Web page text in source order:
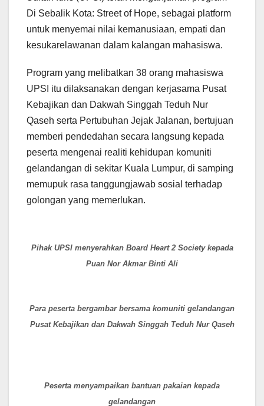
Di Sebalik Kota: Street of Hope, sebagai platform
untuk menyemai nilai kemanusiaan, empati dan
kesukarelawanan dalam kalangan mahasiswa.
Program yang melibatkan 38 orang mahasiswa
UPSI itu dilaksanakan dengan kerjasama Pusat
Kebajikan dan Dakwah Singgah Teduh Nur
Qaseh serta Pertubuhan Jejak Jalanan, bertujuan
memberi pendedahan secara langsung kepada
peserta mengenai realiti kehidupan komuniti
gelandangan di sekitar Kuala Lumpur, di samping
memupuk rasa tanggungjawab sosial terhadap
golongan yang memerlukan.
Pihak UPSI menyerahkan Board Heart 2 Society kepada
Puan Nor Akmar Binti Ali
Para peserta bergambar bersama komuniti gelandangan
Pusat Kebajikan dan Dakwah Singgah Teduh Nur Qaseh
Peserta menyampaikan bantuan pakaian kepada
gelandangan